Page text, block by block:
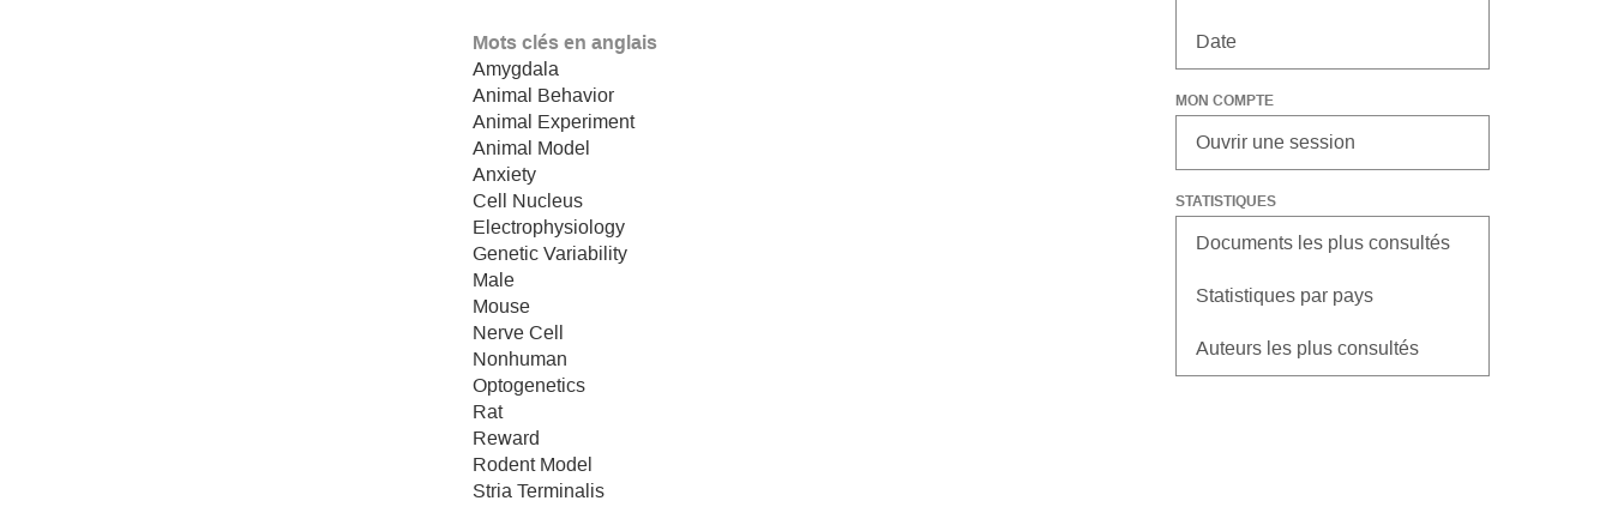
Mots clés en anglais
Amygdala
Animal Behavior
Animal Experiment
Animal Model
Anxiety
Cell Nucleus
Electrophysiology
Genetic Variability
Male
Mouse
Nerve Cell
Nonhuman
Optogenetics
Rat
Reward
Rodent Model
Stria Terminalis
Date
MON COMPTE
Ouvrir une session
STATISTIQUES
Documents les plus consultés
Statistiques par pays
Auteurs les plus consultés